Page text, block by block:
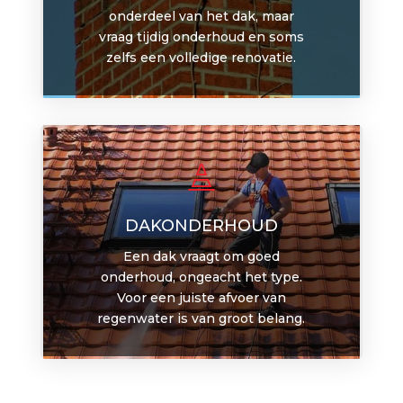
onderdeel van het dak, maar
vraag tijdig onderhoud en soms
zelfs een volledige renovatie.

DAKONDERHOUD
Een dak vraagt om goed
onderhoud, ongeacht het type.
Voor een juiste afvoer van
regenwater is van groot belang.